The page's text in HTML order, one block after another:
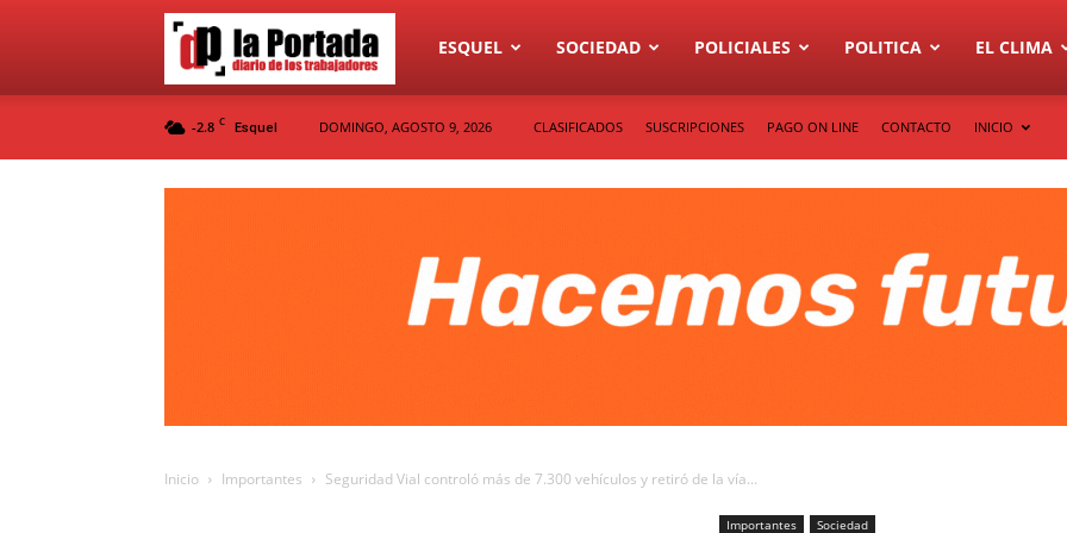
Diario
ESQUEL SOCIEDAD POLICIALES POLITICA EL CLIMA
-2.8 C Esquel DOMINGO, AGOSTO 9, 2026 CLASIFICADOS SUSCRIPCIONES PAGO ON LINE CONTACTO INICIO
Inicio Importantes Seguridad Vial controló más de 7.300 vehículos y retiró de la vía...
Importantes Sociedad